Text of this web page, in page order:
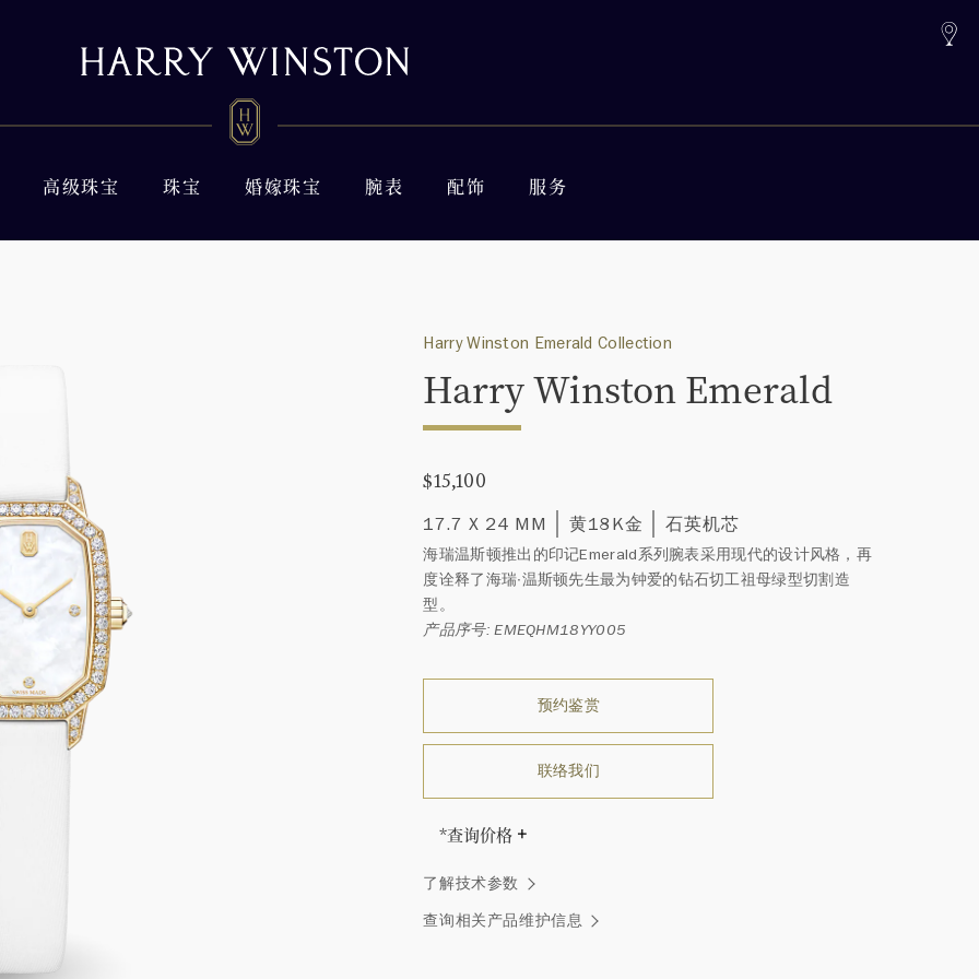
高级珠宝 珠宝 婚嫁珠宝 腕表 配饰 服务
Harry Winston Emerald Collection
Harry Winston Emerald
$15,100
17.7 X 24 MM 黄18K金 石英机芯
海瑞温斯顿推出的印记Emerald系列腕表采用现代的设计风格，再
度诠释了海瑞∙温斯顿先生最为钟爱的钻石切工祖母绿型切割造
型。
产品序号: EMEQHM18YY005
预约鉴赏
联络我们
*查询价格
顿的每一件高级珠宝作品也是如此：每个宝石皆与众不同而采用独
特镶嵌方式，重量和宝石的等级亦不尽相同。如有疑问，敬请咨询
客户服务。
了解技术参数
查询相关产品维护信息